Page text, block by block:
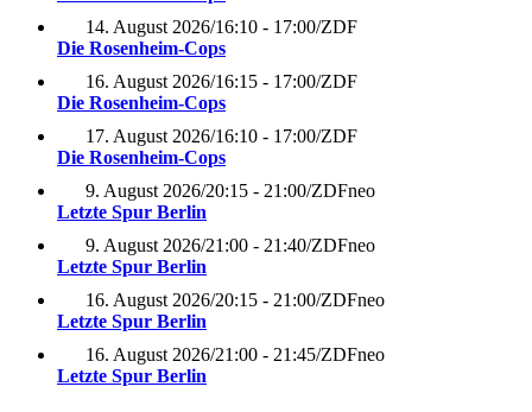
14. August 2026/16:10 - 17:00/ZDF
Die Rosenheim-Cops
16. August 2026/16:15 - 17:00/ZDF
Die Rosenheim-Cops
17. August 2026/16:10 - 17:00/ZDF
Die Rosenheim-Cops
9. August 2026/20:15 - 21:00/ZDFneo
Letzte Spur Berlin
9. August 2026/21:00 - 21:40/ZDFneo
Letzte Spur Berlin
16. August 2026/20:15 - 21:00/ZDFneo
Letzte Spur Berlin
16. August 2026/21:00 - 21:45/ZDFneo
Letzte Spur Berlin